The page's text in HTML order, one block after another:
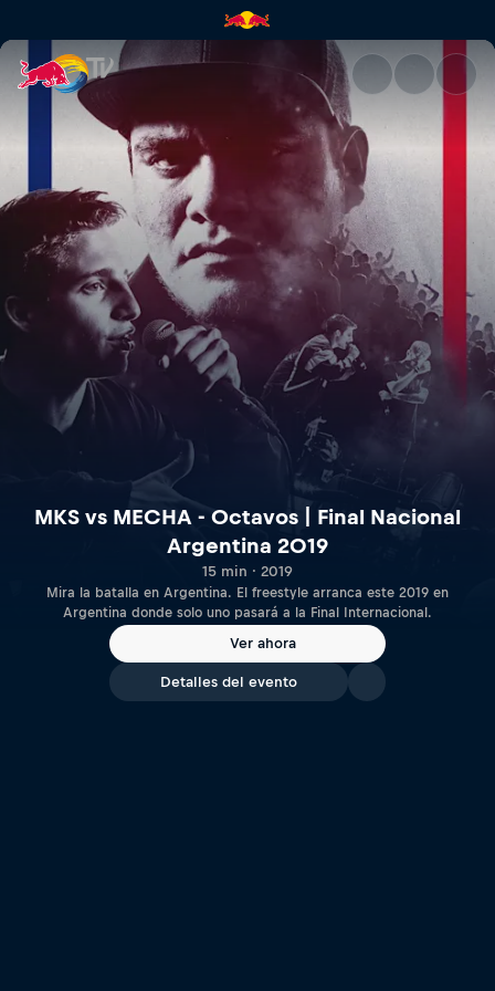
MKS vs MECHA - Octavos |
MKS vs MECHA - Octavos | Final Nacional
Argentina 2019
15 min · 2019
Mira la batalla en Argentina. El freestyle arranca este 2019 en
Argentina donde solo uno pasará a la Final Internacional.
Ver ahora
Detalles del evento